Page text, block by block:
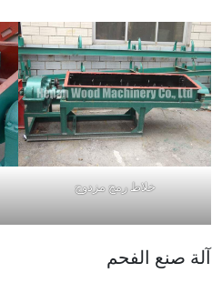
خلاط رمح مزدوج
آلة صنع الفحم